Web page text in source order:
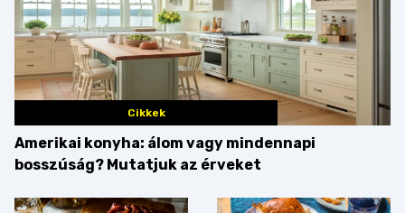
Cikkek
Amerikai konyha: álom vagy mindennapi
bosszúság? Mutatjuk az érveket